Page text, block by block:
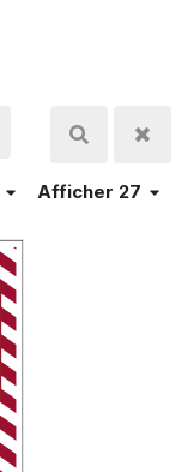
Afficher 27